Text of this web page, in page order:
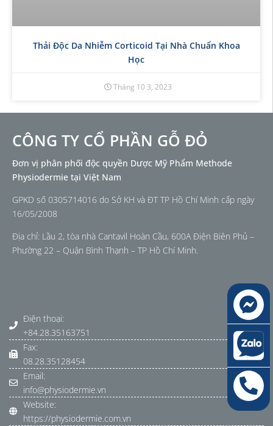
Thải Độc Da Nhiễm Corticoid Tại Nhà Chuẩn Khoa
Học
Tháng 10 3, 2023
CÔNG TY CỔ PHẦN GỖ ĐỎ
Đơn vị phân phối độc quyền Dược Mỹ Phẩm Methode
Physiodermie tại Việt Nam
GPKD số 0305714016 do Sở KH và ĐT TP Hồ Chí Minh cấp ngày
16/05/2008
Địa chỉ: Lầu 2, tòa nhà Cantavil Hoàn Cầu, 600A Điện Biên Phủ –
Phường 22 – Quận Bình Thạnh – TP Hồ Chí Minh.
Điện thoại:
+84.28.35163751
Fax:
08.28.35128454
Email:
info@physiodermie.vn
Website:
https://physiodermie.com.vn